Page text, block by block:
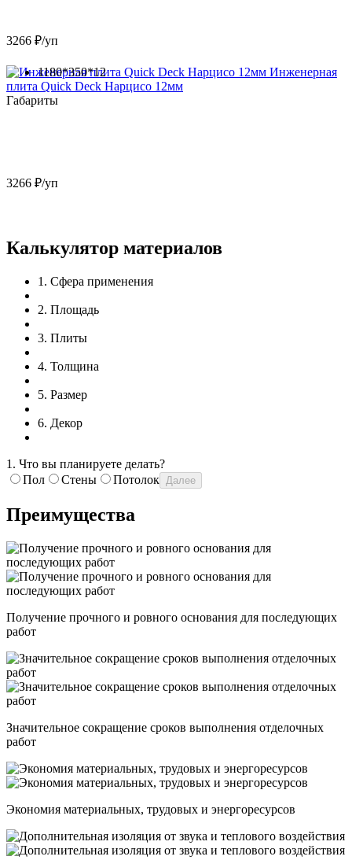
3266 ₽/уп
Инженерная
плита Quick Deck Нарцисо 12мм
Габариты
1180*350*12
3266 ₽/уп
Калькулятор материалов
1 . Сфера применения
2. Площадь
3. Плиты
4. Толщина
5. Размер
6. Декор
1 . Что вы планируете делать?
Пол
Стены Потолок Далее
Преимущества
Получение прочного и ровного основания для последующих
работ
Значительное сокращение сроков выполнения отделочных
работ
Экономия материальных, трудовых и энергоресурсов